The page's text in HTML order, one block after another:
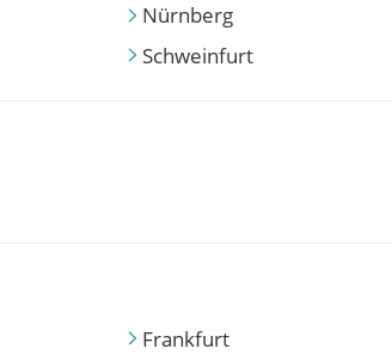
Nürnberg
Schweinfurt
Frankfurt